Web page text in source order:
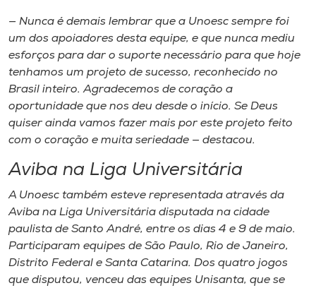
— Nunca é demais lembrar que a Unoesc sempre foi
um dos apoiadores desta equipe, e que nunca mediu
esforços para dar o suporte necessário para que hoje
tenhamos um projeto de sucesso, reconhecido no
Brasil inteiro. Agradecemos de coração a
oportunidade que nos deu desde o início. Se Deus
quiser ainda vamos fazer mais por este projeto feito
com o coração e muita seriedade — destacou.
Aviba na Liga Universitária
A Unoesc também esteve representada através da
Aviba na Liga Universitária disputada na cidade
paulista de Santo André, entre os dias 4 e 9 de maio.
Participaram equipes de São Paulo, Rio de Janeiro,
Distrito Federal e Santa Catarina. Dos quatro jogos
que disputou, venceu das equipes Unisanta, que se